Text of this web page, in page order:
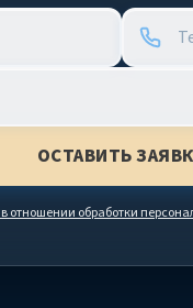
отношении обработки